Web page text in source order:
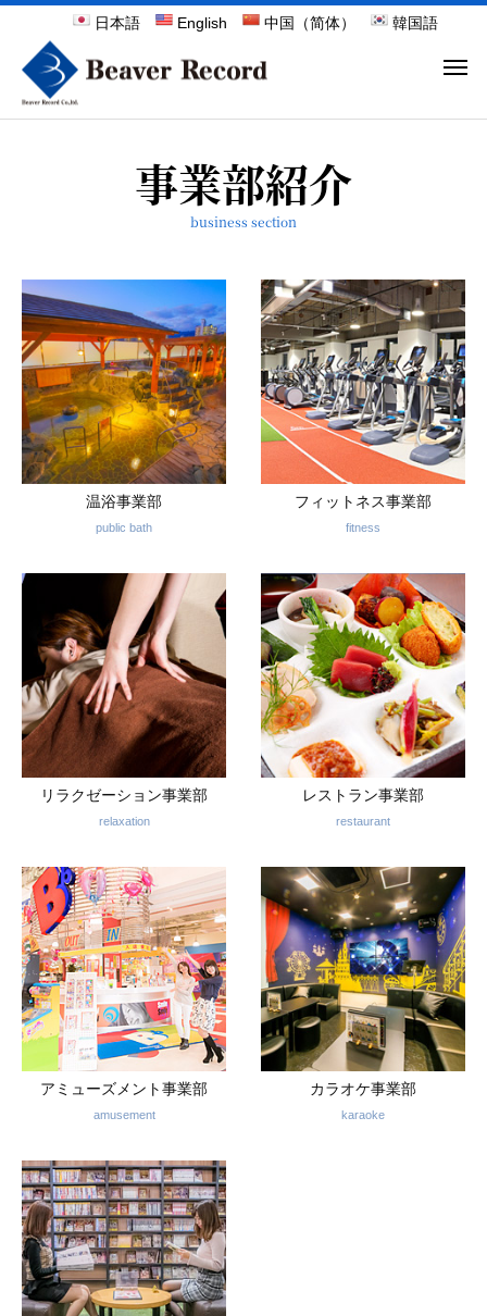
日本語 English 中国（简体） 韓国語
事業部紹介
business section
温浴事業部
public bath
フィットネス事業部
fitness
リラクゼーション事業部
relaxation
レストラン事業部
restaurant
アミューズメント事業部
amusement
カラオケ事業部
karaoke